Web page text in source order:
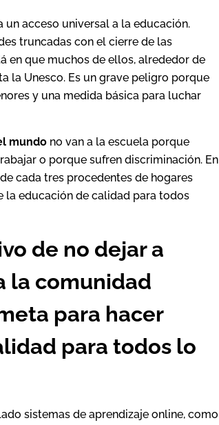
un acceso universal a la educación.
truncadas con el cierre de las
en que muchos de ellos, alrededor de
la Unesco. Es un grave peligro porque
y una medida básica para luchar
mundo no van a la escuela porque
o porque sufren discriminación. En
cada tres procedentes de hogares
la educación de calidad para todos
de no dejar a
la comunidad
para hacer
para todos lo
sistemas de aprendizaje online, como